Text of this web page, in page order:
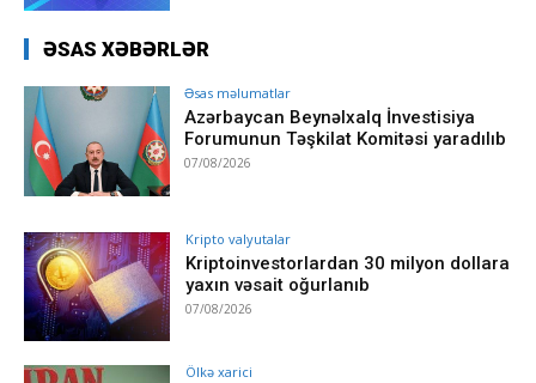
ƏSAS XƏBƏRLƏR
Əsas məlumatlar
Azərbaycan Beynəlxalq İnvestisiya
Forumunun Təşkilat Komitəsi yaradılıb
07/08/2026
Kripto valyutalar
Kriptoinvestorlardan 30 milyon dollara
yaxın vəsait oğurlanıb
07/08/2026
Ölkə xarici